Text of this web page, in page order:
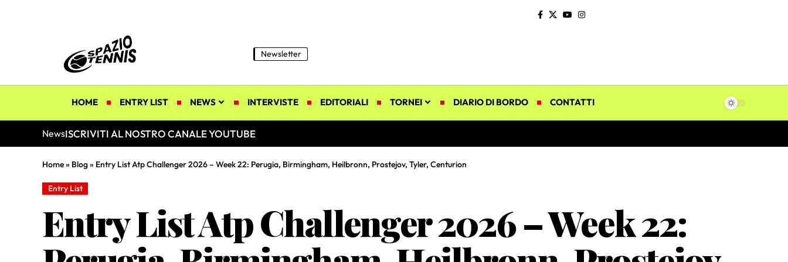
Newsletter
HOME ENTRY LIST NEWS INTERVISTE EDITORIALI TORNEI DIARIO DI BORDO CONTATTI
NewsISCRIVITI AL NOSTRO CANALE YOUTUBE
Home» Blog» Entry List Atp Challenger 2026 – Week 22: Perugia, Birmingham, Heilbronn, Prostejov, Tyler, Centurion
Entry List
Entry List Atp Challenger 2026 – Week 22: